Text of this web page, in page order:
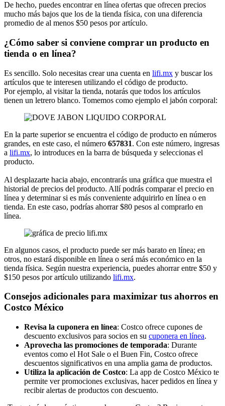
De hecho, puedes encontrar en línea ofertas que ofrecen precios
mucho más bajos que los de la tienda física, con una diferencia
promedio de al menos $50 pesos por artículo.
¿Cómo saber si conviene comprar un producto en
tienda o en línea?
Es sencillo. Solo necesitas crear una cuenta en lifi.mx y buscar los
artículos que te interesen utilizando el código de producto.
Por ejemplo, al visitar la tienda, notarás que todos los artículos
tienen un letrero blanco. Tomemos como ejemplo el jabón corporal:
En la parte superior se encuentra el código de producto en números
grandes, en este caso, el número 657831. Con este número, ingresas
a lifi.mx, lo introduces en la barra de búsqueda y seleccionas el
producto.
Al desplazarte hacia abajo, encontrarás una gráfica que muestra el
historial de precios del producto. Allí podrás comparar el precio en
línea y determinar si es más conveniente adquirirlo en línea o en
tienda. En este caso, podrías ahorrar $80 pesos al comprarlo en
línea.
En algunos casos, el producto puede ser más barato en línea; en
otros, no estará disponible en línea o será más económico en la
tienda física. Según nuestra experiencia, puedes ahorrar entre $50 y
$150 pesos por artículo utilizando lifi.mx.
Consejos adicionales para maximizar tus ahorros en
Costco México
Revisa la cuponera en línea: Costco ofrece cupones de
descuento exclusivos para socios en su cuponera en línea.
Aprovecha las promociones de temporada: Durante
eventos como el Hot Sale o el Buen Fin, Costco ofrece
descuentos significativos en una amplia gama de productos.
Utiliza la aplicación de Costco: La app de Costco México te
permite ver promociones exclusivas, hacer pedidos en línea y
recibir alertas de productos con descuento.